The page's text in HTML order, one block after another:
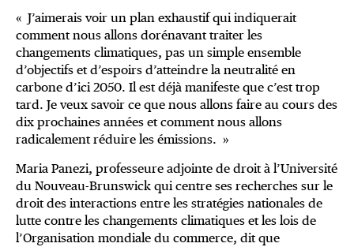
« J’aimerais voir un plan exhaustif qui indiquerait
comment nous allons dorénavant traiter les
changements climatiques, pas un simple ensemble
d’objectifs et d’espoirs d’atteindre la neutralité en
carbone d’ici 2050. Il est déjà manifeste que c’est trop
tard. Je veux savoir ce que nous allons faire au cours des
dix prochaines années et comment nous allons
radicalement réduire les émissions. »
Maria Panezi, professeure adjointe de droit à l’Université
du Nouveau-Brunswick qui centre ses recherches sur le
droit des interactions entre les stratégies nationales de
lutte contre les changements climatiques et les lois de
l’Organisation mondiale du commerce, dit que